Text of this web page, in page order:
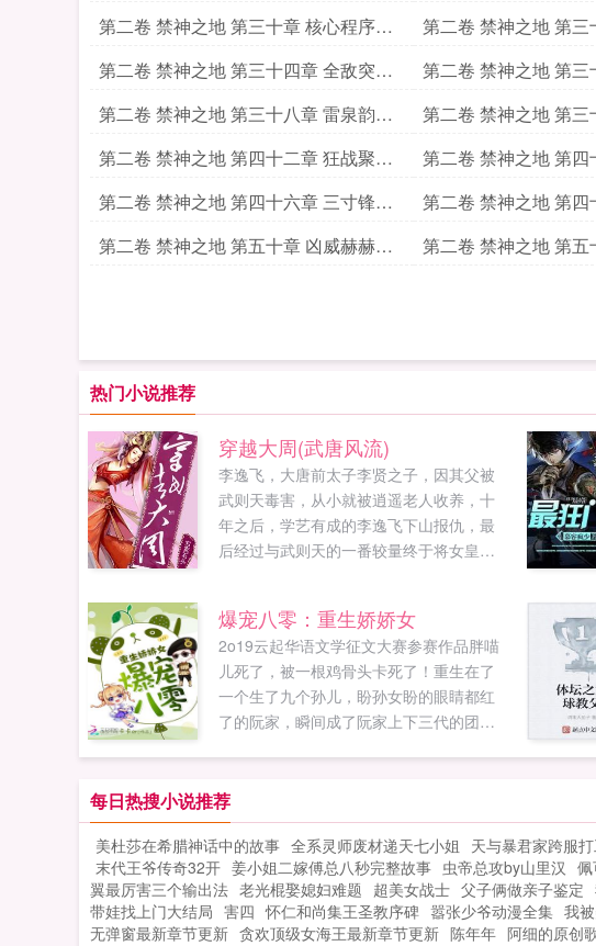
前
潮
第二卷 禁神之地 第三十章 核心程序地
图
第二卷 禁神之地 第
大赛
第二卷 禁神之地 第三十四章 全敌突破
腾云开
第二卷 禁神之地 第
幽魂现
第二卷 禁神之地 第三十八章 雷泉韵魂
隐风雨
第二卷 禁神之地 第
百宗聚
第二卷 禁神之地 第四十二章 狂战聚势
绿脸现
第二卷 禁神之地 第
逆锋芒
第二卷 禁神之地 第四十六章 三寸锋芒
粒子刃
第二卷 禁神之地 第
殁锋芒
第二卷 禁神之地 第五十章 凶威赫赫绿
第二卷 禁神之地 第
热门小说推荐
穿越大周(武唐风流)
李逸飞，大唐前太子李贤之子，因其父被
武则天毒害，从小就被逍遥老人收养，十
年之后，学艺有成的李逸飞下山报仇，最
后经过与武则天的一番较量终于将女皇降
爆宠八零：重生娇娇女
2o19云起华语文学征文大赛参赛作品胖喵
儿死了，被一根鸡骨头卡死了！重生在了
一个生了九个孙儿，盼孙女盼的眼睛都红
了的阮家，瞬间成了阮家上下三代的团
哟。当然，如果没有某只躲在角落里，眼
睛里放着绿光，死死盯着她的‘大灰狼’，那
就更好了！某只‘大灰狼’冷笑一声上辈子没
吃到，这辈子总要吃到的！胖喵儿へノ...
每日热搜小说推荐
美杜莎在希腊神话中的故事 全系灵师废材递天七小姐 天与暴君家跨服
末代王爷传奇32开 姜小姐二嫁傅总八秒完整故事 虫帝总攻by山里汉
翼最厉害三个输出法 老光棍娶媳妇难题 超美女战士 父子俩做亲子鉴定
带娃找上门大结局 害四 怀仁和尚集王圣教序碑 嚣张少爷动漫全集 我
无弹窗最新章节更新 贪欢顶级女海王最新章节更新 陈年年 阿细的原创